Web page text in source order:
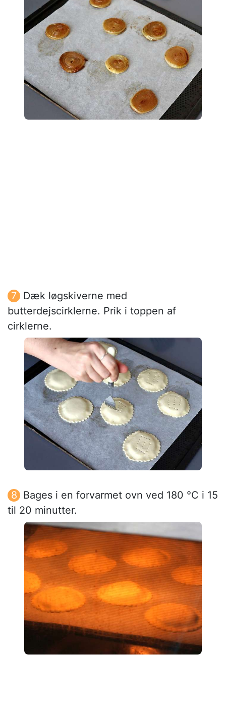
Dæk løgskiverne med
butterdejscirklerne. Prik i toppen af
cirklerne.
Bages i en forvarmet ovn ved 180 °C i 15
til 20 minutter.